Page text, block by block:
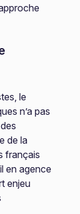
le
n’a pas
de la
français
en agence
enjeu